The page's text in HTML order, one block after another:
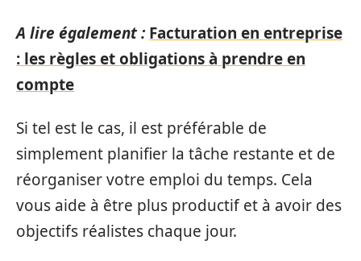
A lire également : Facturation en entreprise
: les règles et obligations à prendre en
compte
Si tel est le cas, il est préférable de
simplement planifier la tâche restante et de
réorganiser votre emploi du temps. Cela
vous aide à être plus productif et à avoir des
objectifs réalistes chaque jour.